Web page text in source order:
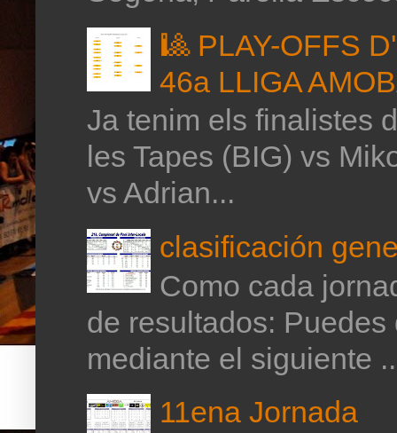
🎱 PLAY-OFFS
46a LLIGA
Ja tenim els finalistes
les Tapes (BIG) vs
vs Adrian...
clasificación
Como cada
de resultados:
mediante el siguiente
11ena Jornada